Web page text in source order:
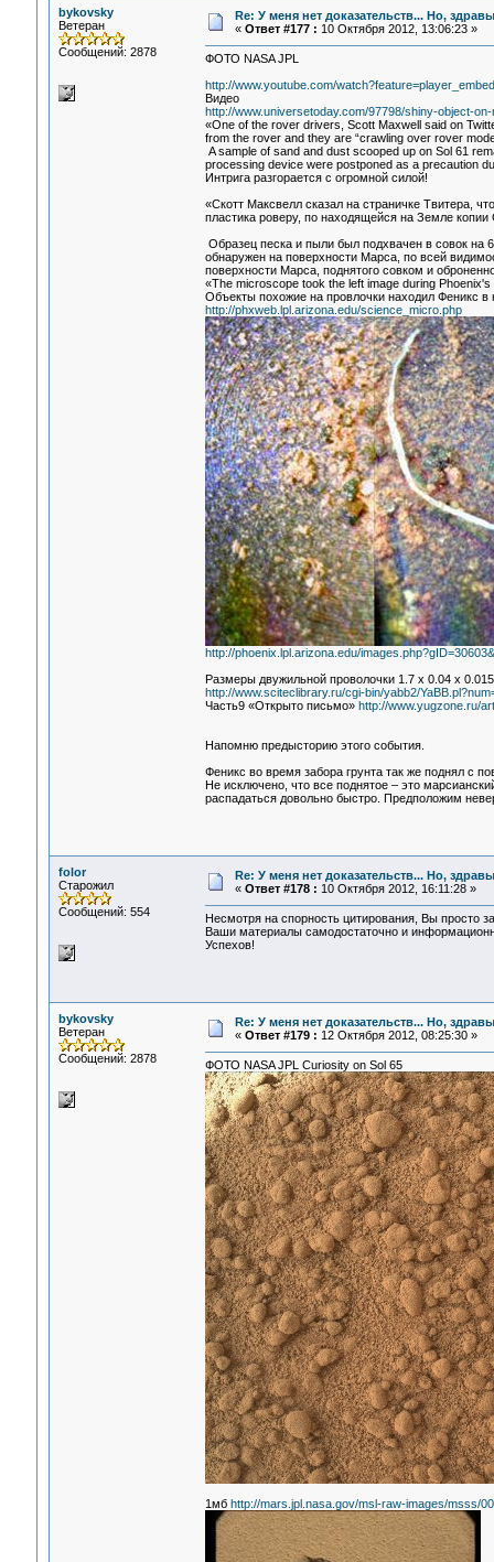
bykovsky
Ветеран
Сообщений: 2878
Re: У меня нет доказательств... Но,
« Ответ #177 : 10 Октября 2012, 13:06:23 »
ФОТО NASA JPL
http://www.youtube.com/
Видео
http://www.universetoday.com/97798/shiny-object-
«One of the rover drivers, Scott Maxwell said on
from the rover and they are “crawling over rover
A sample of sand and dust scooped up on Sol 61
processing device were postponed as a precaution
Интрига разгорается с огромной силой!
«Скотт Максвелл сказал на страничке Твитера,
пластика роверу, по находящейся на Земле
Образец песка и пыли был подхвачен в совок на
обнаружен на поверхности Марса, по всей
поверхности Марса, поднятого совком и
«The microscope took the left image during
Объекты похожие на провлочки находил Феникс в
http://phxweb.lpl.arizona.edu/science_micro.php
http://phoenix.lpl.arizona.edu/
Размеры двужильной проволочки 1.7 х 0.04 х
http://www.sciteclibrary.ru/cgi-bin/yabb2/
Часть9 «Открыто письмо» http://www.yugzone.ru/
Напомню предысторию этого события.
Феникс во время забора грунта так же поднял с
Не исключено, что все поднятое – это
распадаться довольно быстро. Предположим
folor
Старожил
Сообщений: 554
Re: У меня нет доказательств... Но,
« Ответ #178 : 10 Октября 2012, 16:11:28 »
Несмотря на спорность цитирования, Вы просто
Ваши материалы самодостаточно и
Успехов!
bykovsky
Ветеран
Сообщений: 2878
Re: У меня нет доказательств... Но,
« Ответ #179 : 12 Октября 2012, 08:25:30 »
ФОТО NASA JPL Curiosity on Sol 65
1мб http://mars.jpl.nasa.gov/msl-raw-images/msss/